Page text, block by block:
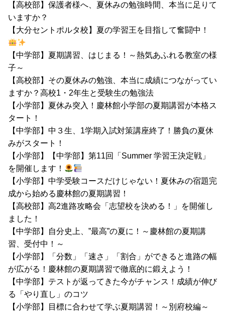
【高校部】保護者様へ、夏休みの勉強時間、本当に足りて
いますか？
【大分セントポルタ校】夏の学習王を目指して奮闘中！
【中学部】夏期講習、はじまる！～熱気あふれる教室の様
子～
【高校部】その夏休みの勉強、本当に成績につながってい
ますか？高校1・2年生と受験生の勉強法
【小学部】夏休み突入！慶林館小学部の夏期講習が本格ス
タート！
【中学部】中３生、1学期入試対策講座終了！勝負の夏休
みがスタート！
【小学部】【中学部】第11回「Summer 学習王決定戦」
を開催します！
【小学部】中学受験コースだけじゃない！夏休みの宿題完
成から始める慶林館の夏期講習！
【高校部】高2進路攻略会「志望校を決める！」を開催し
ました！
【中学部】自分史上、”最高”の夏に！～慶林館の夏期講
習、受付中！～
【小学部】「分数」「速さ」「割合」ができると進路の幅
が広がる！慶林館の夏期講習で徹底的に鍛えよう！
【中学部】テストが返ってきた今がチャンス！成績が伸び
る「やり直し」のコツ
【小学部】目標に合わせて学ぶ夏期講習！～別府校編～